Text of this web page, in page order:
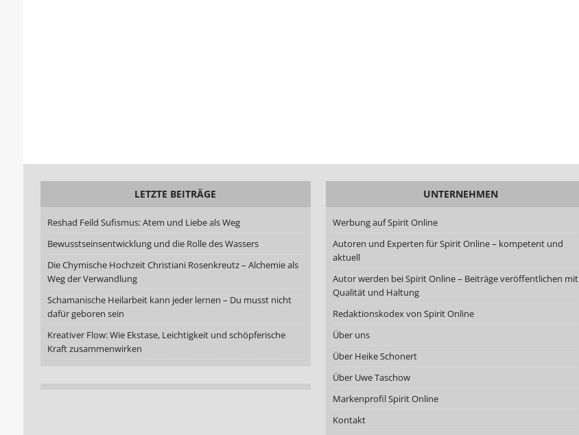
LETZTE BEITRÄGE
Reshad Feild Sufismus: Atem und Liebe als Weg
Bewusstseinsentwicklung und die Rolle des Wassers
Die Chymische Hochzeit Christiani Rosenkreutz – Alchemie als
Weg der Verwandlung
Schamanische Heilarbeit kann jeder lernen – Du musst nicht
dafür geboren sein
Kreativer Flow: Wie Ekstase, Leichtigkeit und schöpferische
Kraft zusammenwirken
UNTERNEHMEN
Werbung auf Spirit Online
Autoren und Experten für Spirit Online – kompetent und
aktuell
Autor werden bei Spirit Online – Beiträge veröffentlichen mit
Qualität und Haltung
Redaktionskodex von Spirit Online
Über uns
Über Heike Schonert
Über Uwe Taschow
Markenprofil Spirit Online
Kontakt